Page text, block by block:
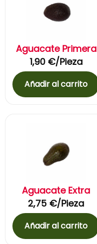
Aguacate Primera
1,90 €/Pieza
Añadir al carrito
Aguacate Extra
2,75 €/Pieza
Añadir al carrito